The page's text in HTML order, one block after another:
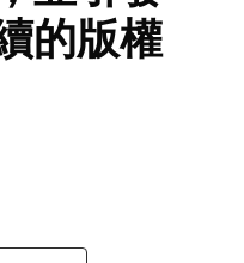
的版權